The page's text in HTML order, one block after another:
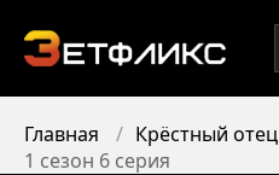
Главная
Крёстный
1 сезон 6 серия